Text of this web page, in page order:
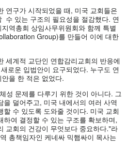
연구가 시작되었을 때, 미국 교회들은
수 있는 구조의 필요성을 절감했다. 연
역총회 상임사무위원회와 함께 특별
Group)를 만들어 이에 대한
세계적 교단인 연합감리교회의 반응에
로운 입법안이 요구되었다. 누구도 연
을 한 적은 없었다.
성 문제를 다루기 위한 것이 아니다. 그
을 덜어주고, 미국 내에서의 여러 사역
수 있도록 도와줄 것이다. 미국 교회
하여 결정할 수 있는 구조를 확보하며,
교회의 건강이 무엇보다 중요하다."라
총책임자인 케네싸 믹햄싸이 목사는